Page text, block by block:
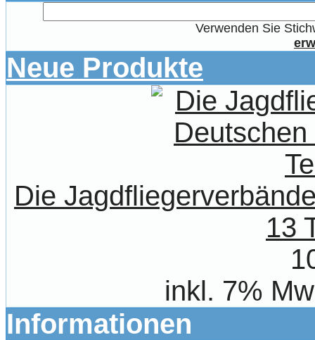
Verwenden Sie
Neue Produkte
Die
13
inkl. 7%
Informationen